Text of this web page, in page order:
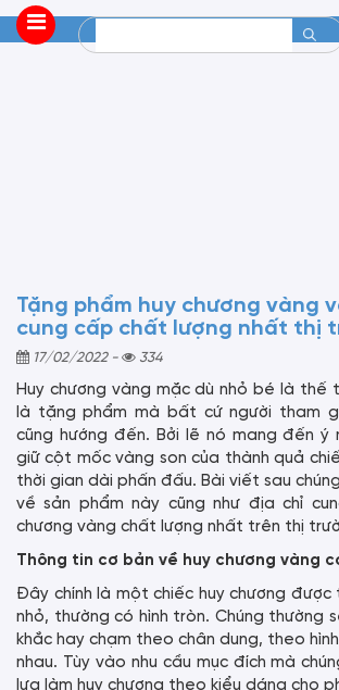
Tặng phẩm huy chương vàng
cung cấp chất lượng nhất thị
17/02/2022 - 334
Huy chương vàng mặc dù nhỏ bé là thế
là tặng phẩm mà bất cứ người tham
cũng hướng đến. Bởi lẽ nó mang đến ý
giữ cột mốc vàng son của thành quả
thời gian dài phấn đấu. Bài viết sau
về sản phẩm này cũng như địa chỉ
chương vàng chất lượng nhất trên thị
Thông tin cơ bản về huy chương vàng
Đây chính là một chiếc huy chương
nhỏ, thường có hình tròn. Chúng thường
khắc hay chạm theo chân dung, theo
nhau. Tùy vào nhu cầu mục đích mà
lựa làm huy chương theo kiểu dáng cho